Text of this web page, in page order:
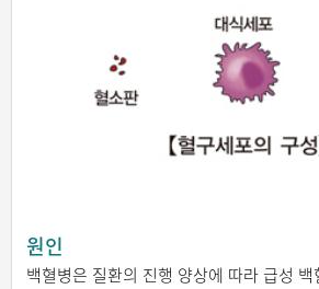
원인
백혈병은 질환의 진행 양상에 따라 급성